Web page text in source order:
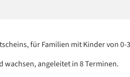
für Familien mit Kinder von 0-
wachsen, angeleitet in 8 Terminen.